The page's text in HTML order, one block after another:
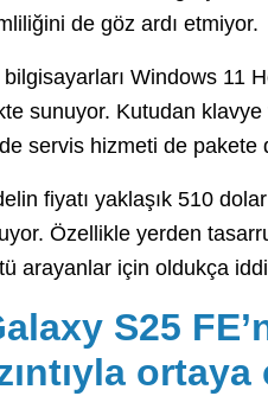
de göz ardı etmiyor.
Windows 11
sunuyor. Kutudan klavye
servis hizmeti de pakete
fiyatı yaklaşık 510
Özellikle yerden
arayanlar için oldukça
S25
ortaya